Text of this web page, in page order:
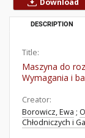
Download
DESCRIPTION
Title:
Maszyna do
Wymagania i
Creator:
Borowicz, Ewa ;
Chłodniczych i